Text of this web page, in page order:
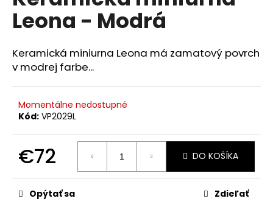
0,0
hviezdičiek.
Leona - Modrá
Keramická miniurna Leona má zamatový povrch
v modrej farbe...
Momentálne nedostupné
Kód: VP2029L
€72
cena:
DO KOŠÍKA
Opýtať sa Zdieľať
á
j
s
ť
HĽADAŤ
O